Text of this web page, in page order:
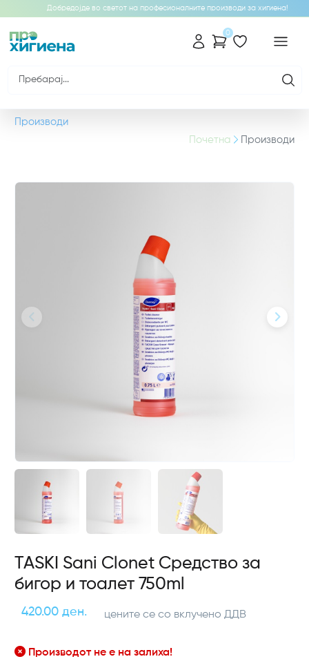
Добредојде во светот на професионалните производи за хигиена!
0
Производи
Почетна
Производи
TASKI Sani Clonet Средство за
бигор и тоалет 750ml
420.00 ден. цените се со вклучено ДДВ
Производот не е на залиха!